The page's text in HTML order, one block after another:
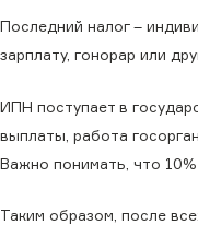
Последний налог –
зарплату, гонорар или
ИПН поступает в
выплаты, работа
Важно понимать, что
Таким образом, после